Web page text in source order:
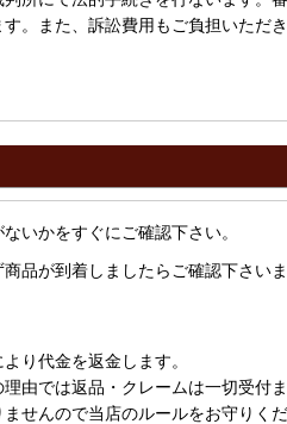
。また、訴訟費用もご負担いただ
いかをすぐにご確認下さい。
品が到着しましたらご確認下さいま
り代金を返金します。
由では返品・クレームは一切受付
せんので当店のルールをお守りく